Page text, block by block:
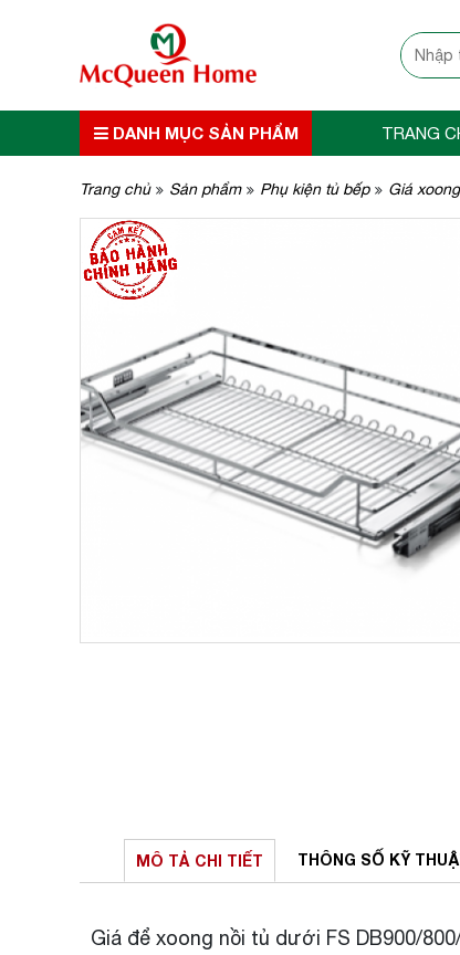
DANH MỤC SẢN PHẨM TRANG
Trang chủ Sản phẩm Phụ kiện tủ bếp Giá
MÔ TẢ CHI TIẾT THÔNG SỐ KỸ
Giá để xoong nồi tủ dưới FS DB900/